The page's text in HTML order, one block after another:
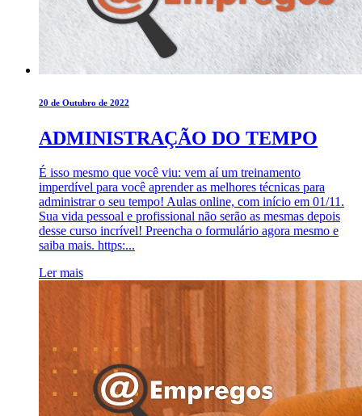
20 de Outubro de 2022
ADMINISTRAÇÃO DO TEMPO
É isso mesmo que você viu: vem aí um treinamento
imperdível para você aprender as melhores técnicas para
administrar o seu tempo! Aulas online, com início em 01/11.
Sua vida pessoal e profissional não serão as mesmas depois
desse curso incrível! Preencha o formulário agora mesmo e
saiba mais. https:...
Ler mais